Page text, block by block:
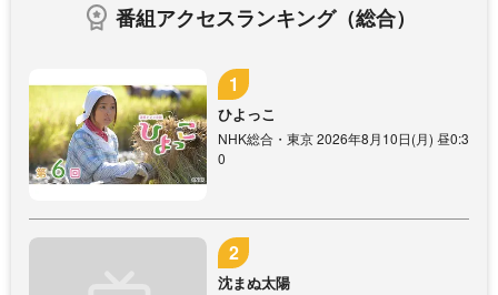
番組アクセスランキング（総合）
ひよっこ
NHK総合・東京 2026年8月10日(月) 昼0:3
0
沈まぬ太陽